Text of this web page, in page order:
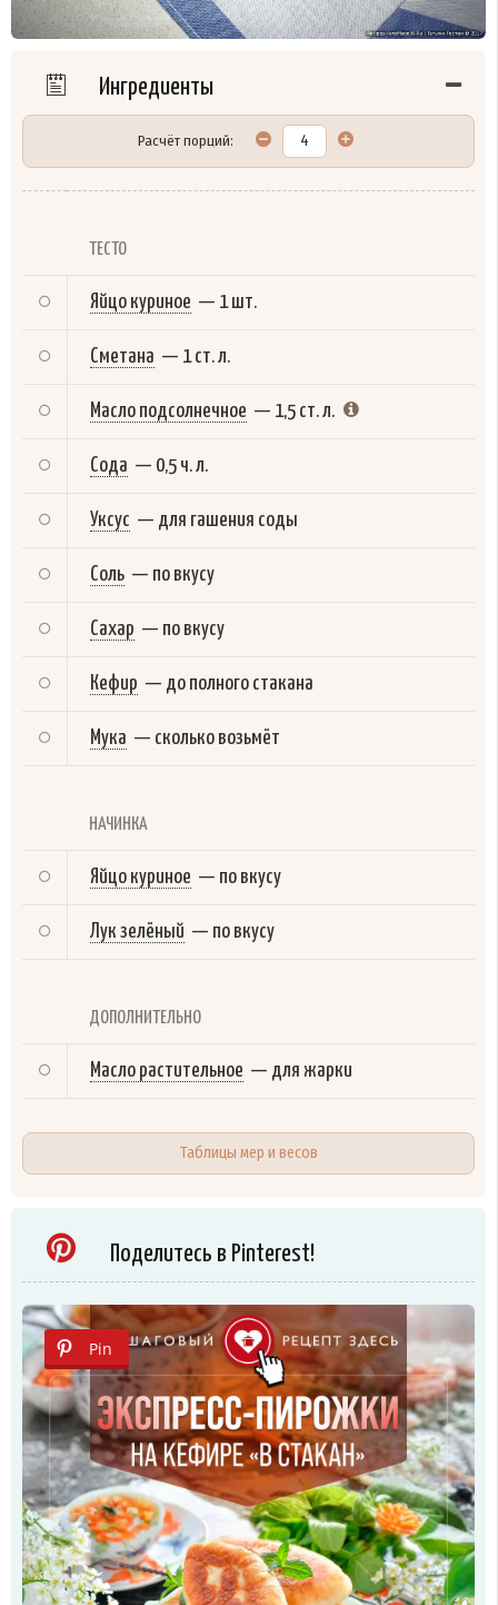
Ингредиенты
Расчёт порций:
ТЕСТО
Яйцо куриное — 1 шт.
Сметана — 1 ст. л.
Масло подсолнечное — 1,5 ст. л.
Сода — 0,5 ч. л.
Уксус — для гашения соды
Соль — по вкусу
Сахар — по вкусу
Кефир — до полного стакана
Мука — сколько возьмёт
НАЧИНКА
Яйцо куриное — по вкусу
Лук зелёный — по вкусу
ДОПОЛНИТЕЛЬНО
Масло растительное — для жарки
Таблицы мер и весов
Поделитесь в Pinterest!
Pin